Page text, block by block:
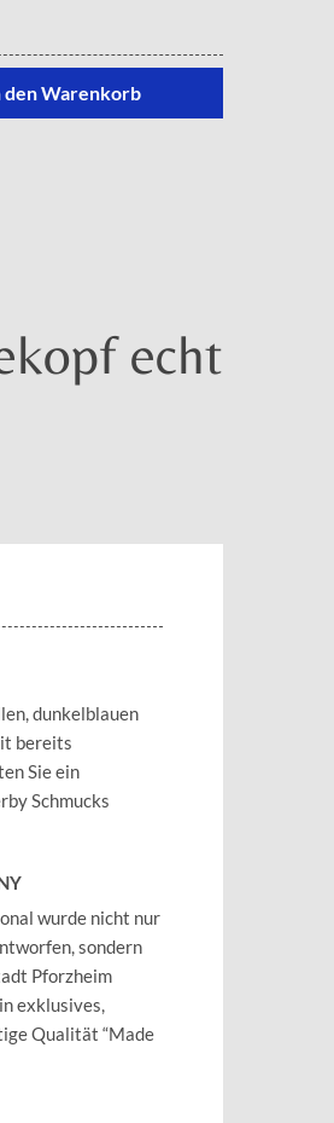
den Warenkorb
echt
dunkelblauen
bereits
Sie ein
Schmucks
wurde nicht nur
sondern
Pforzheim
exklusives,
Qualität “Made